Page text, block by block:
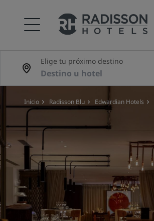
Elige tu próximo destino
Inicio Radisson Blu Edwardian Hotels